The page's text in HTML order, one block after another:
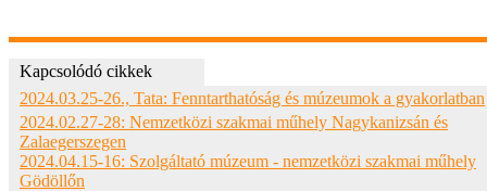
Kapcsolódó cikkek
2024.03.25-26., Tata: Fenntarthatóság és múzeumok a gyakorlatban
2024.02.27-28: Nemzetközi szakmai műhely Nagykanizsán és
Zalaegerszegen
2024.04.15-16: Szolgáltató múzeum - nemzetközi szakmai műhely
Gödöllőn